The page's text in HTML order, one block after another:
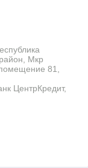
Мкр
81,
ЦентрКредит,